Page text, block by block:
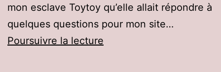
mon esclave Toytoy qu’elle allait répondre à
quelques questions pour mon site…
Poursuivre la lecture